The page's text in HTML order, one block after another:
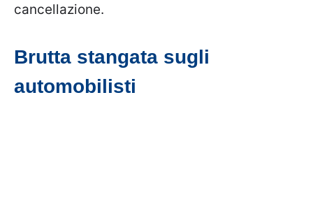
cancellazione.
Brutta stangata sugli
automobilisti